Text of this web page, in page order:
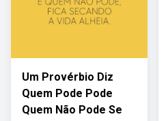
Um Provérbio Diz
Quem Pode Pode
Quem Não Pode Se